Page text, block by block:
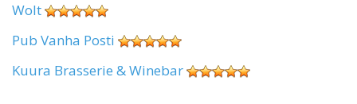
Wolt
Pub Vanha Posti
Kuura Brasserie & Winebar